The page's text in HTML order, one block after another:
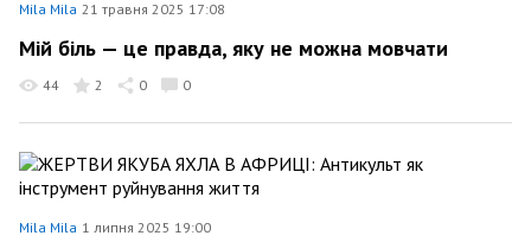
Mila Mila 21 травня 2025 17:08
Мій біль — це правда, яку не можна мовчати
44 2 0 0
Mila Mila 1 липня 2025 19:00